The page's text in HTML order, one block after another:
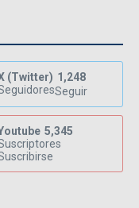
(Twitter) 1,248
Seguir
5,345